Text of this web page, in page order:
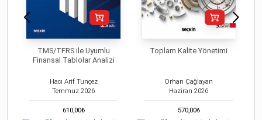
TMS/TFRS ile Uyumlu
Finansal Tablolar Analizi
Hacı Arif Tunçez
Temmuz 2026
610,00₺
Toplam Kalite Yönetimi
Orhan Çağlayan
Haziran 2026
570,00₺